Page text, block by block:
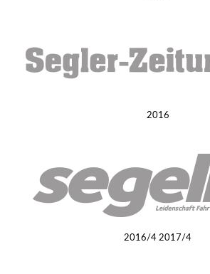
2016
2016/4 2017/4